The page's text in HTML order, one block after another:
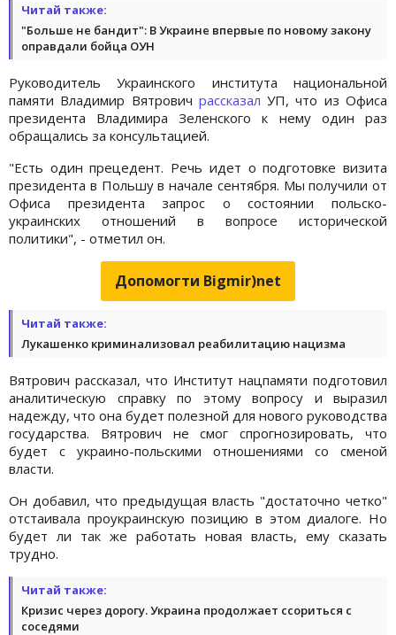
Читай также:
"Больше не бандит": В Украине впервые по новому закону
оправдали бойца ОУН
Руководитель Украинского института национальной
памяти Владимир Вятрович рассказал УП, что из Офиса
президента Владимира Зеленского к нему один раз
обращались за консультацией.
"Есть один прецедент. Речь идет о подготовке визита
президента в Польшу в начале сентября. Мы получили от
Офиса президента запрос о состоянии польско-
украинских отношений в вопросе исторической
политики", - отметил он.
Допомогти Bigmir)net
Читай также:
Лукашенко криминализовал реабилитацию нацизма
Вятрович рассказал, что Институт нацпамяти подготовил
аналитическую справку по этому вопросу и выразил
надежду, что она будет полезной для нового руководства
государства. Вятрович не смог спрогнозировать, что
будет с украино-польскими отношениями со сменой
власти.
Он добавил, что предыдущая власть "достаточно четко"
отстаивала проукраинскую позицию в этом диалоге. Но
будет ли так же работать новая власть, ему сказать
трудно.
Читай также:
Кризис через дорогу. Украина продолжает ссориться с
соседями